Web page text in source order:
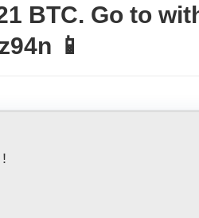
BTC. Go to
📱